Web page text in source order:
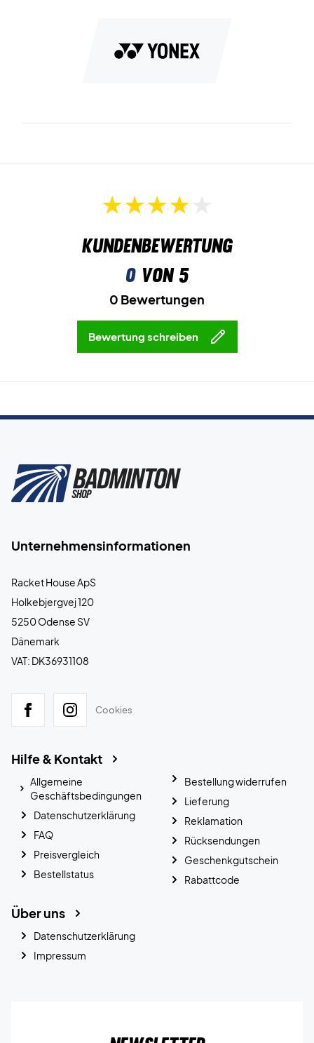
Kundenbewertung
0von 5
0 Bewertungen
Bewertung schreiben
Unternehmensinformationen
Racket House ApS
Holkebjergvej 120
5250 Odense SV
Dänemark
VAT: DK36931108
Cookies
Hilfe & Kontakt
Allgemeine
Geschäftsbedingungen
Datenschutzerklärung
FAQ
Preisvergleich
Bestellstatus
Bestellung widerrufen
Lieferung
Reklamation
Rücksendungen
Geschenkgutschein
Rabattcode
Über uns
Datenschutzerklärung
Impressum